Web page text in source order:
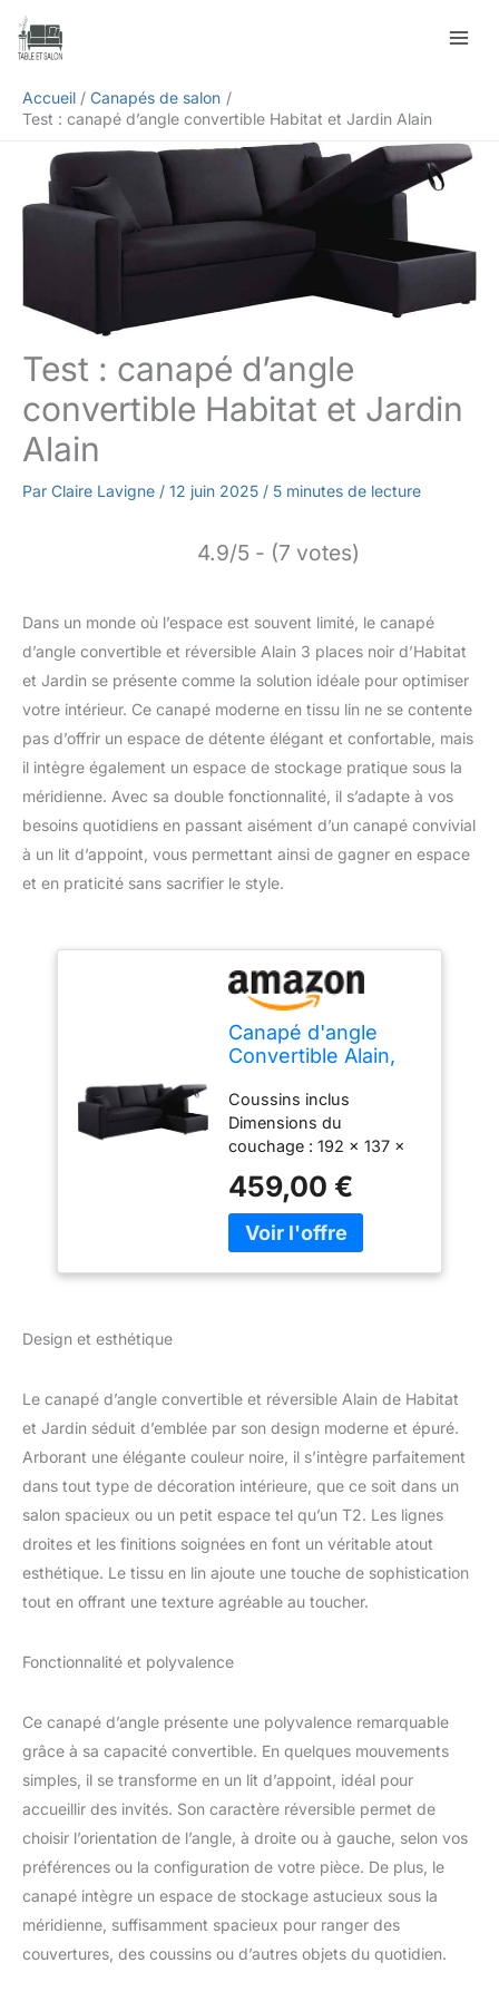
Aller
Accueil
Canapés de salon
Test : canapé d’angle convertible Habitat et Jardin Alain
Test : canapé d’angle
convertible Habitat et Jardin
Alain
Par Claire Lavigne / 12 juin 2025 / 5 minutes de lecture
4.9/5 - (7 votes)
Dans un monde où l’espace est souvent limité, le canapé
d’angle convertible et réversible Alain 3 places noir d’Habitat
et Jardin se présente comme la solution idéale pour optimiser
votre intérieur. Ce canapé moderne en tissu lin ne se contente
pas d’offrir un espace de détente élégant et confortable, mais
il intègre également un espace de stockage pratique sous la
méridienne. Avec sa double fonctionnalité, il s’adapte à vos
besoins quotidiens en passant aisément d’un canapé convivial
à un lit d’appoint, vous permettant ainsi de gagner en espace
et en praticité sans sacrifier le style.
Canapé d'angle
Convertible Alain,
85cm, 3 Places,
Noir
Coussins inclus
Dimensions du
couchage : 192 x 137 x
stockage (méridienne) :
138 x 58 x 23 cm
Doublure des coussins
459,00 €
Design et esthétique
Le canapé d’angle convertible et réversible Alain de Habitat
et Jardin séduit d’emblée par son design moderne et épuré.
Arborant une élégante couleur noire, il s’intègre parfaitement
dans tout type de décoration intérieure, que ce soit dans un
salon spacieux ou un petit espace tel qu’un T2. Les lignes
droites et les finitions soignées en font un véritable atout
esthétique. Le tissu en lin ajoute une touche de sophistication
tout en offrant une texture agréable au toucher.
Fonctionnalité et polyvalence
Ce canapé d’angle présente une polyvalence remarquable
grâce à sa capacité convertible. En quelques mouvements
simples, il se transforme en un lit d’appoint, idéal pour
accueillir des invités. Son caractère réversible permet de
choisir l’orientation de l’angle, à droite ou à gauche, selon vos
préférences ou la configuration de votre pièce. De plus, le
canapé intègre un espace de stockage astucieux sous la
méridienne, suffisamment spacieux pour ranger des
couvertures, des coussins ou d’autres objets du quotidien.
Rechercher